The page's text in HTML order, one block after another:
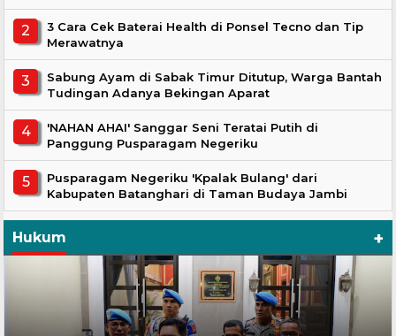
3 Cara Cek Baterai Health di Ponsel Tecno dan Tip
Merawatnya
Sabung Ayam di Sabak Timur Ditutup, Warga Bantah
Tudingan Adanya Bekingan Aparat
'NAHAN AHAI' Sanggar Seni Teratai Putih di
Panggung Pusparagam Negeriku
Pusparagam Negeriku 'Kpalak Bulang' dari
Kabupaten Batanghari di Taman Budaya Jambi
Hukum +